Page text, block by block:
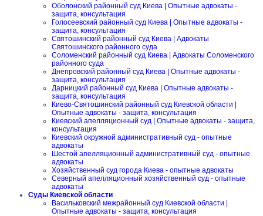
Оболонский районный суд Киева | Опытные адвокаты -
защита, консультация
Голосеевский районный суд Киева | Опытные адвокаты -
защита, консультация
Святошинский районный суд Киева | Адвокаты
Святошинского районного суда
Соломенский районный суд Киева | Адвокаты Соломенского
районного суда
Днепровский районный суд Киева | Опытные адвокаты -
защита, консультация
Дарницкий районный суд Киева | Опытные адвокаты -
защита, консультация
Киево-Святошинский районный суд Киевской области |
Опытные адвокаты - защита, консультация
Киевский апелляционный суд | Опытные адвокаты - защита,
консультация
Киевский окружной административный суд - опытные
адвокаты
Шестой апелляционный административный суд - опытные
адвокаты
Хозяйственный суд города Киева - опытные адвокаты
Северный апелляционный хозяйственный суд - опытные
адвокаты
Суды Киевской области
Васильковский межрайонный суд Киевской области |
Опытные адвокаты - защита, консультация